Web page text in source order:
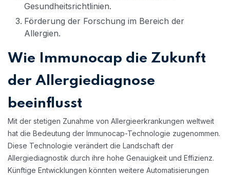
Gesundheitsrichtlinien.
Förderung der Forschung im Bereich der
Allergien.
Wie Immunocap die Zukunft
der Allergiediagnose
beeinflusst
Mit der stetigen Zunahme von Allergieerkrankungen weltweit
hat die Bedeutung der Immunocap-Technologie zugenommen.
Diese Technologie verändert die Landschaft der
Allergiediagnostik durch ihre hohe Genauigkeit und Effizienz.
Künftige Entwicklungen könnten weitere Automatisierungen